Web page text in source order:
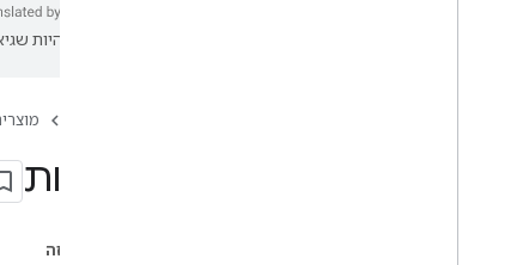
עשויות להיות
סצנות
בדף הזה